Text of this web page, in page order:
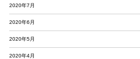
2020年7月
2020年6月
2020年5月
2020年4月